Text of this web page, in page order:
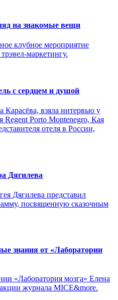
на знакомые вещи
клубное мероприятие
маркетингу.
с сердцем и душой
взяла интервью у
Regent Porto Montenegro, Кая
отеля в России,
Дягилева
Дягилева представил
посвященную сказочным
знания от «Лаборатории
«Лаборатория мозга» Елена
журнала MICE&more.